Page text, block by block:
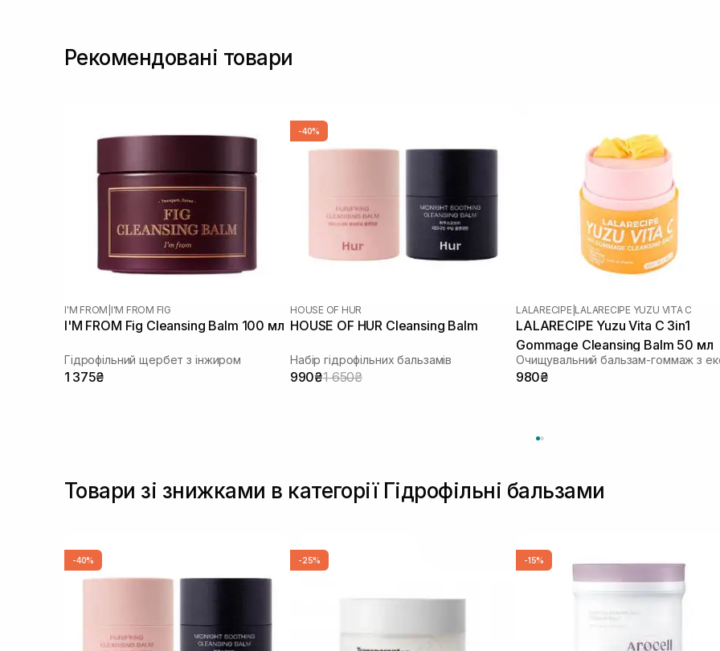
Рекомендовані товари
I'M FROM I'M FROM FIG
I'M FROM Fig Cleansing Balm 100 мл
Гідрофільний щербет з інжиром
1 375₴
-40%
HOUSE OF HUR
HOUSE OF HUR Cleansing Balm
Набір гідрофільних бальзамів
990₴1 650₴
LALARECIPE LALARECIPE YUZU VITA C
LALARECIPE Yuzu Vita C 3in1
Gommage Cleansing Balm 50 мл
980₴
Товари зі знижками в категорії Гідрофільні бальзами
-40% -25% -15%